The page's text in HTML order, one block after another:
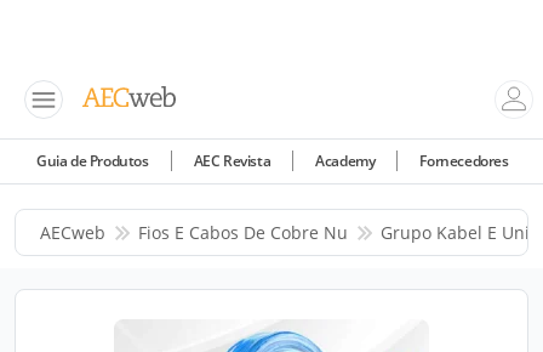
Guia de Produtos AEC Revista Academy Fornecedores
AECweb Fios E Cabos De Cobre Nu Grupo Kabel E